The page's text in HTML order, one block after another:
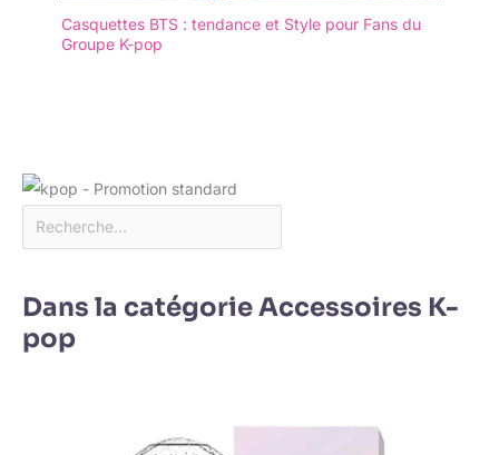
Casquettes BTS : tendance et Style pour Fans du
Groupe K-pop
Dans la catégorie Accessoires K-
pop